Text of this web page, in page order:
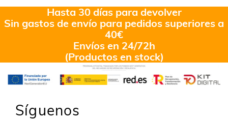
Hasta 30 días para devolver
Sin gastos de envío para pedidos superiores a
40€
Envíos en 24/72h
(Productos en stock)
Síguenos